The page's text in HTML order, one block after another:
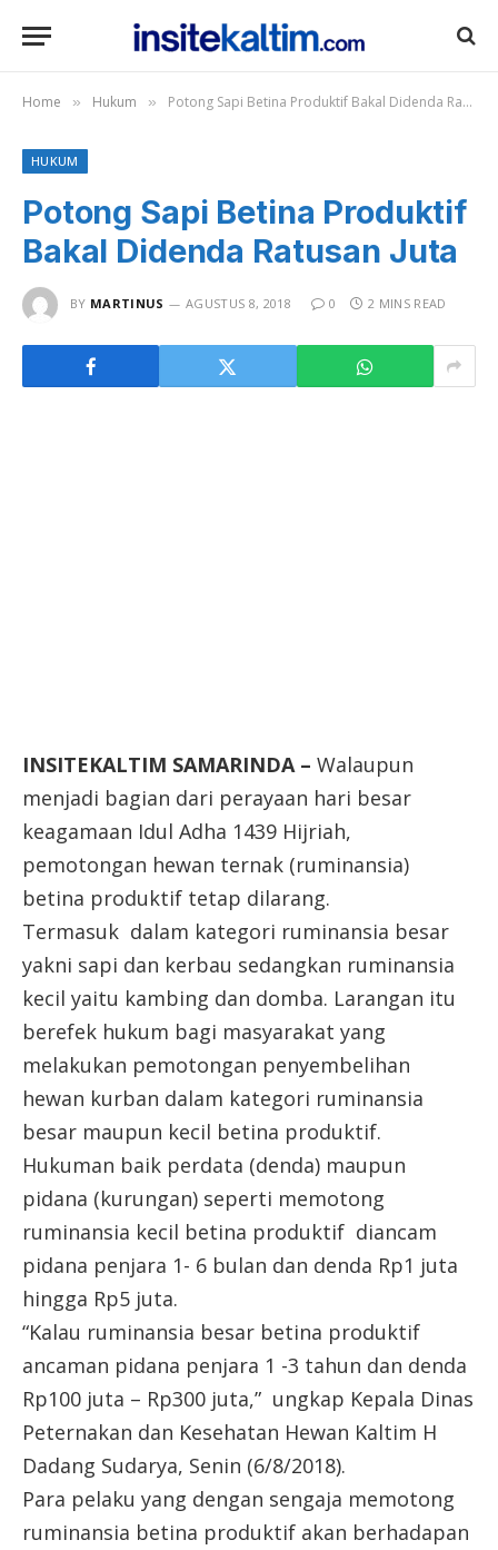
Home » Hukum » Potong Sapi Betina Produktif Bakal Didenda Ratusan Juta
HUKUM
Potong Sapi Betina Produktif
Bakal Didenda Ratusan Juta
BY MARTINUS AGUSTUS 8, 2018 0 2 MINS READ
INSITEKALTIM SAMARINDA – Walaupun
menjadi bagian dari perayaan hari besar
keagamaan Idul Adha 1439 Hijriah,
pemotongan hewan ternak (ruminansia)
betina produktif tetap dilarang.
Termasuk dalam kategori ruminansia besar
yakni sapi dan kerbau sedangkan ruminansia
kecil yaitu kambing dan domba. Larangan itu
berefek hukum bagi masyarakat yang
melakukan pemotongan penyembelihan
hewan kurban dalam kategori ruminansia
besar maupun kecil betina produktif.
Hukuman baik perdata (denda) maupun
pidana (kurungan) seperti memotong
ruminansia kecil betina produktif diancam
pidana penjara 1- 6 bulan dan denda Rp1 juta
hingga Rp5 juta.
“Kalau ruminansia besar betina produktif
ancaman pidana penjara 1 -3 tahun dan denda
Rp100 juta – Rp300 juta,” ungkap Kepala Dinas
Peternakan dan Kesehatan Hewan Kaltim H
Dadang Sudarya, Senin (6/8/2018).
Para pelaku yang dengan sengaja memotong
ruminansia betina produktif akan berhadapan